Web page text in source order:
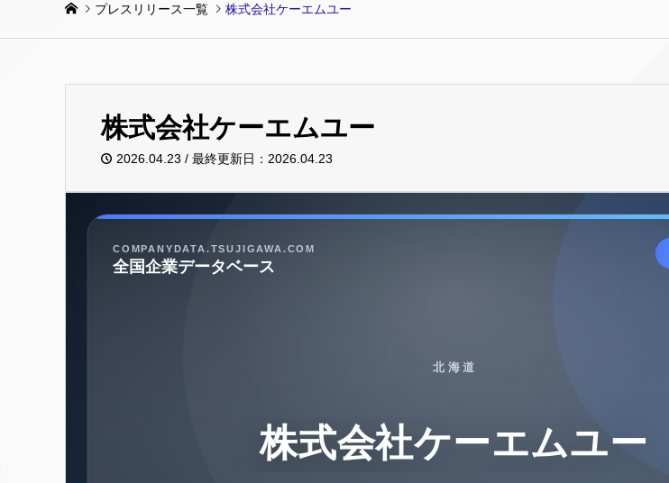
プレスリリース一覧 株式会社ケーエムユー
株式会社ケーエムユー
2026.04.23 / 最終更新日：2026.04.23